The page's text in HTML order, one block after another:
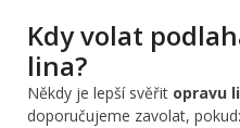
Kdy volat
lina?
Někdy je lepší svěřit opravu
doporučujeme zavolat, pokud: